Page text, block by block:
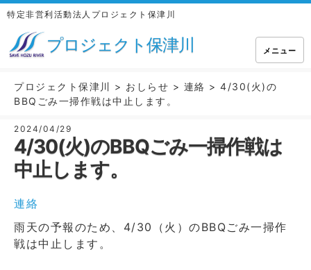
特定非営利活動法人プロジェクト保津川
プロジェクト保津川 メニュー
プロジェクト保津川 > おしらせ > 連絡 > 4/30(火)の
BBQごみ一掃作戦は中止します。
2024/04/29
4/30(火)のBBQごみ一掃作戦は
中止します。
連絡
雨天の予報のため、4/30（火）のBBQごみ一掃作
戦は中止します。